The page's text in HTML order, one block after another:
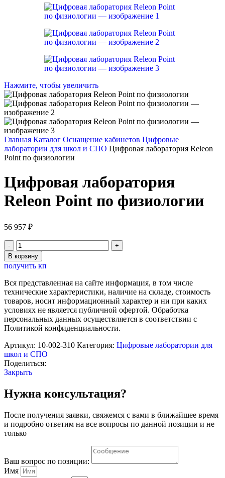
Нажмите, чтобы увеличить
Главная Каталог Оснащение кабинетов Цифровые
лаборатории для школ и СПО Цифровая лаборатория Releon
Point по физиологии
Цифровая лаборатория
Releon Point по физиологии
56 957 ₽
Количество
товара
Цифровая
лаборатория
Releon
Point
по
физиологии
В корзину
получить кп
Вся представленная на сайте информация, в том числе
технические характеристики, наличие на складе, стоимость
товаров, носит информационный характер и ни при каких
условиях не является публичной офертой. Обработка
персональных данных осуществляется в соответствии с
Политикой конфиденциальности.
Артикул: 10-002-310 Категория: Цифровые лаборатории для
школ и СПО
Поделиться:
Закрыть
Нужна консультация?
После получения заявки, свяжемся с вами в ближайшее время
и подробно ответим на все вопросы по данной позиции и не
только
Ваш вопрос по позиции:
Имя